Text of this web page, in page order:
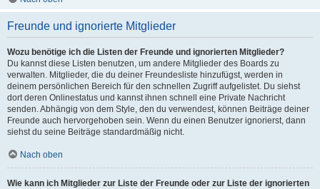
Freunde und ignorierte Mitglieder
Wozu benötige ich die Listen der Freunde und ignorierten Mitglieder?
Du kannst diese Listen benutzen, um andere Mitglieder des Boards zu
verwalten. Mitglieder, die du deiner Freundesliste hinzufügst, werden in
deinem persönlichen Bereich für den schnellen Zugriff aufgelistet. Du siehst
dort deren Onlinestatus und kannst ihnen schnell eine Private Nachricht
senden. Abhängig von dem Style, den du verwendest, können Beiträge deiner
Freunde auch hervorgehoben sein. Wenn du einen Benutzer ignorierst, dann
siehst du seine Beiträge standardmäßig nicht.
Nach oben
Wie kann ich Mitglieder zur Liste der Freunde oder zur Liste der ignorierten